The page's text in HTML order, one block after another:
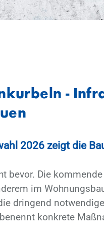
-
2026 zeigt die
be­vor. Die
im
drin­gend
kon­kre­te